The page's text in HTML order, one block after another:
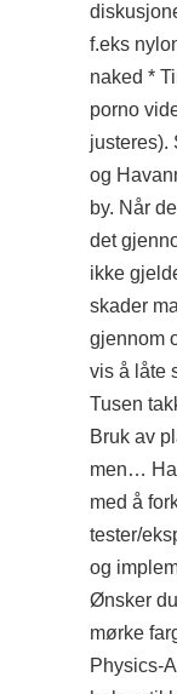
f.eks
naked *
porno
justeres).
og
by. Når
det
ikke
skader
gjennom
vis å låte
Tusen
Bruk av
men…
med å
tester/
og
Ønsker
mørke
Physics-